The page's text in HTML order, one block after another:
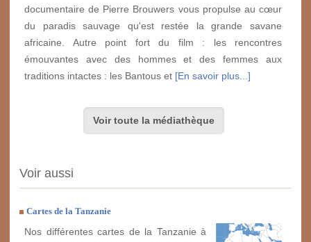
documentaire de Pierre Brouwers vous propulse au cœur
du paradis sauvage qu'est restée la grande savane
africaine. Autre point fort du film : les rencontres
émouvantes avec des hommes et des femmes aux
traditions intactes : les Bantous et [En savoir plus...]
Voir toute la médiathèque
Voir aussi
Cartes de la Tanzanie
Nos différentes cartes de la Tanzanie à